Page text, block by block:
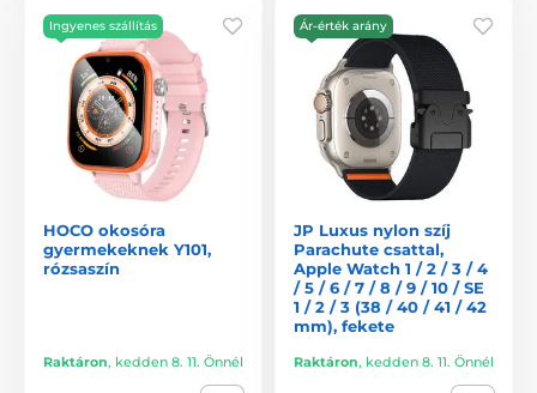
Ingyenes szállítás
HOCO okosóra
gyermekeknek Y101,
rózsaszín
Raktáron, kedden 8. 11. Önnél
Ár-érték arány
JP Luxus nylon szíj
Parachute csattal,
Apple Watch 1 / 2 / 3 / 4
/ 5 / 6 / 7 / 8 / 9 / 10 / SE
1 / 2 / 3 (38 / 40 / 41 / 42
mm), fekete
Raktáron, kedden 8. 11. Önnél